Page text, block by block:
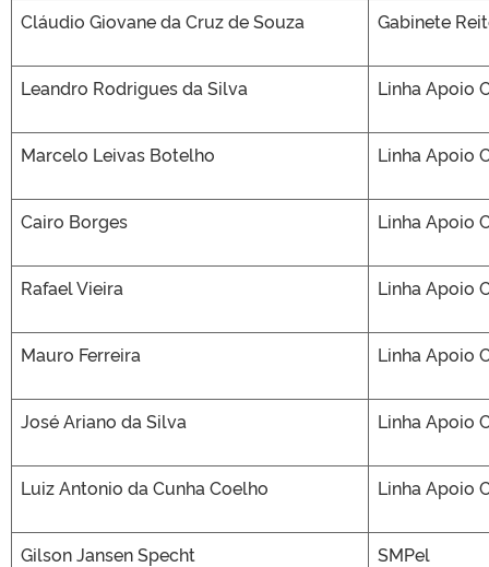
Cláudio Giovane da Cruz de Souza Gabinete
Leandro Rodrigues da Silva Linha Apoio
Marcelo Leivas Botelho Linha Apoio
Cairo Borges Linha Apoio
Rafael Vieira Linha Apoio
Mauro Ferreira Linha Apoio
José Ariano da Silva Linha Apoio
Luiz Antonio da Cunha Coelho Linha Apoio
Gilson Jansen Specht SMPel